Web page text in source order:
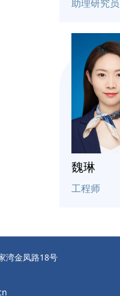
助理研究员
魏琳
工程师
湾金凤路18号